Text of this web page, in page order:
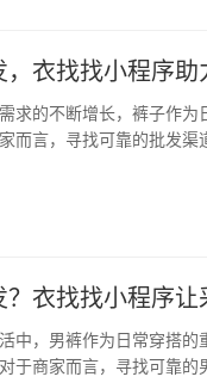
衣找找小程序助
求的不断增长，裤子作
而言，寻找可靠的批发
？衣找找小程序让
中，男裤作为日常穿搭
于商家而言，寻找可靠